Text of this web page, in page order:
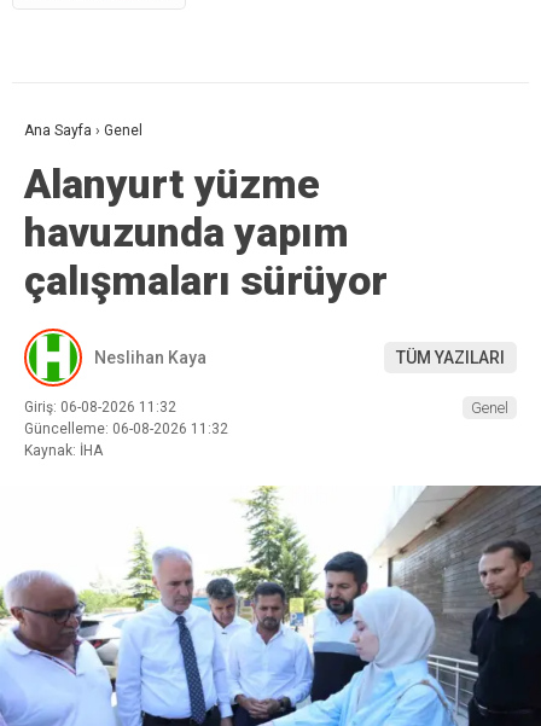
Ana Sayfa › Genel
Alanyurt yüzme
havuzunda yapım
çalışmaları sürüyor
Neslihan Kaya TÜM YAZILARI
Giriş: 06-08-2026 11:32
Güncelleme: 06-08-2026 11:32
Kaynak: İHA
Genel